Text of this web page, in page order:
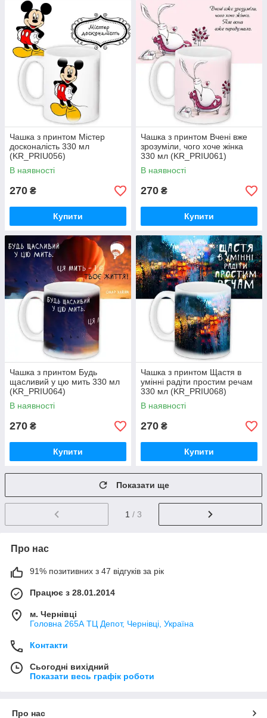
Чашка з принтом Містер
досконалість 330 мл
(KR_PRIU056)
В наявності
270 ₴
Купити
Чашка з принтом Вчені вже
зрозуміли, чого хоче жінка
330 мл (KR_PRIU061)
В наявності
270 ₴
Купити
Чашка з принтом Будь
щасливий у цю мить 330 мл
(KR_PRIU064)
В наявності
270 ₴
Купити
Чашка з принтом Щастя в
умінні радіти простим речам
330 мл (KR_PRIU068)
В наявності
270 ₴
Купити
Показати ще
1 / 3
Про нас
91% позитивних з 47 відгуків за рік
Працює з 28.01.2014
м. Чернівці
Головна 265А ТЦ Депот, Чернівці, Україна
Контакти
Сьогодні вихідний
Показати весь графік роботи
Про нас